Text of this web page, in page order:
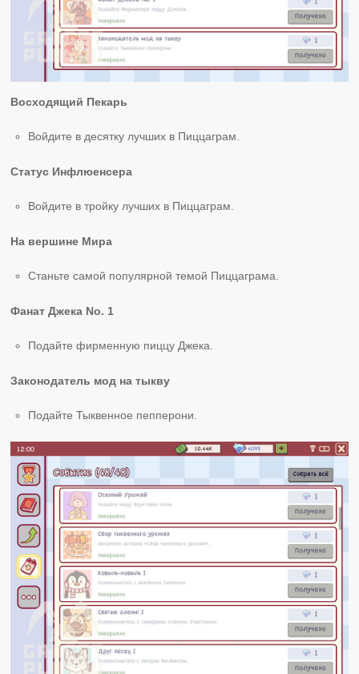
Восходящий Пекарь
Войдите в десятку лучших в Пиццаграм.
Статус Инфлюенсера
Войдите в тройку лучших в Пиццаграм.
На вершине Мира
Станьте самой популярной темой Пиццаграма.
Фанат Джека No. 1
Подайте фирменную пиццу Джека.
Законодатель мод на тыкву
Подайте Тыквенное пепперони.